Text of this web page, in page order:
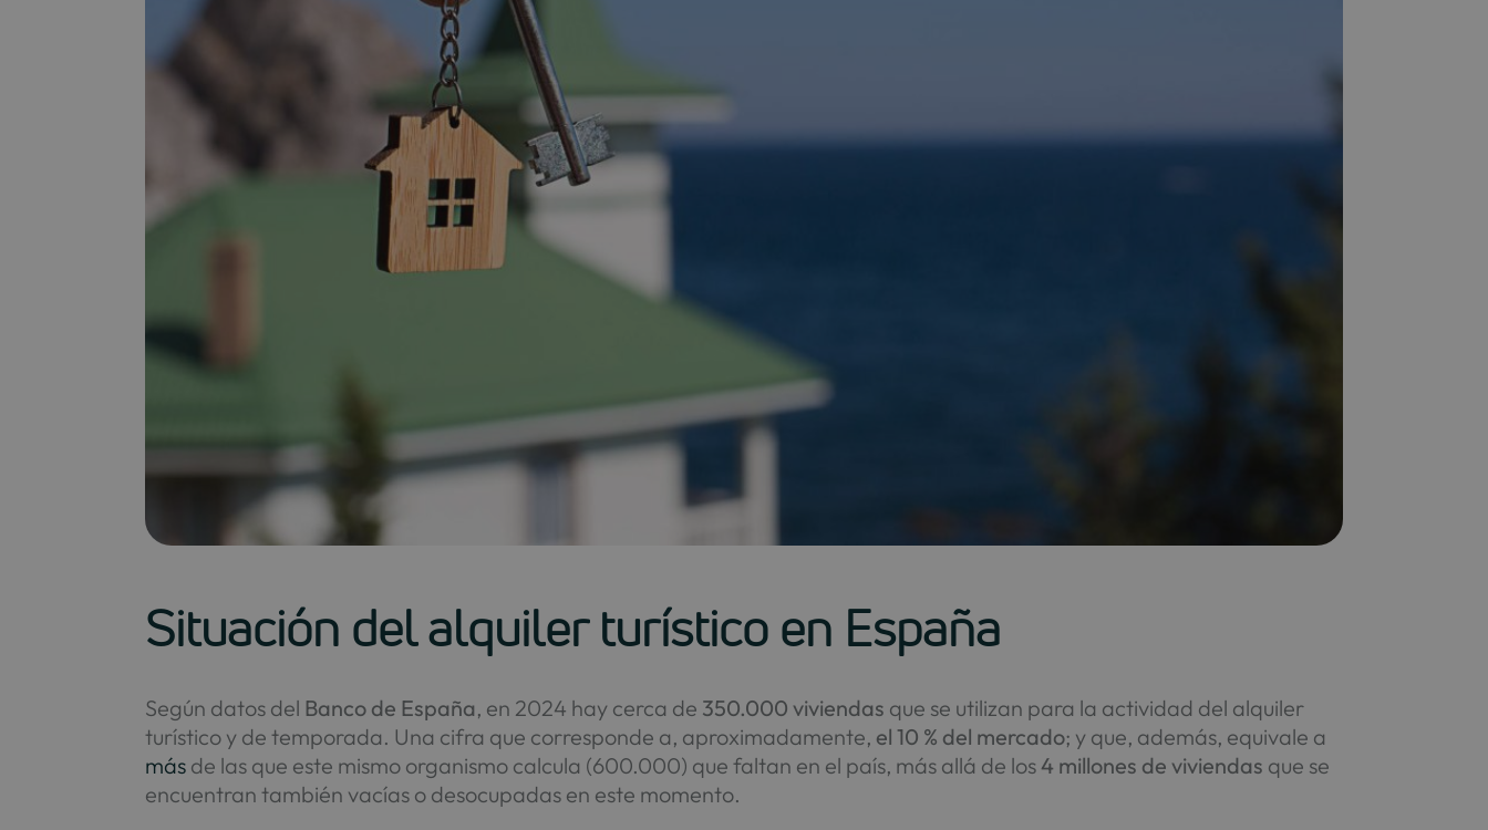
Situación del alquiler turístico en España
Según datos del Banco de España, en 2024 hay cerca de 350.000 viviendas que se utilizan para la actividad del alquiler
turístico y de temporada. Una cifra que corresponde a, aproximadamente, el 10 % del mercado; y que, además, equivale a
más de las que este mismo organismo calcula (600.000) que faltan en el país, más allá de los4 millones de viviendas que se
encuentran también vacías o desocupadas en este momento.